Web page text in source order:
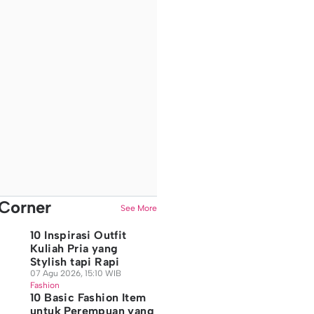
See More
10 Inspirasi Outfit
Kuliah Pria yang
Stylish tapi Rapi
07 Agu 2026, 15:10 WIB
Fashion
10 Basic Fashion Item
untuk Perempuan yang